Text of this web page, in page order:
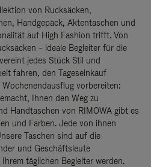
von Rucksäcken,
Handgepäck, Aktentaschen und
auf High Fashion trifft. Von
– ideale Begleiter für die
jedes Stück Stil und
fahren, den Tageseinkauf
vorbereiten:
Ihnen den Weg zu
Handtaschen von RIMOWA gibt es
und Farben. Jede von ihnen
Taschen sind auf die
und Geschäftsleute
täglichen Begleiter werden.